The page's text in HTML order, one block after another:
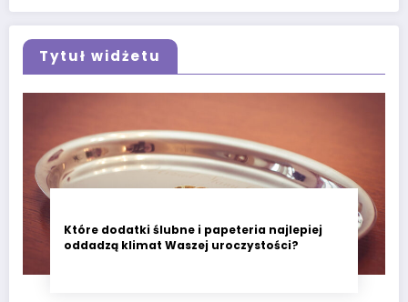
Tytuł widżetu
Które dodatki ślubne i papeteria najlepiej
oddadzą klimat Waszej uroczystości?